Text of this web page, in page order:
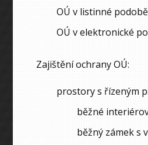
OÚ v listinné podobě
OÚ v elektronické
Zajištění ochrany OÚ:
prostory s řízeným
běžné
běžný zámek s